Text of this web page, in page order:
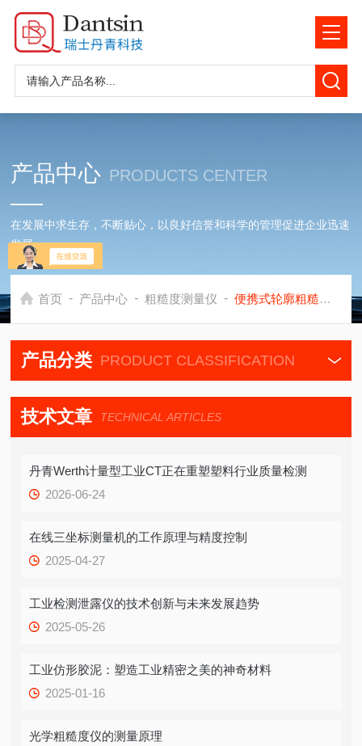
产品中心 PRODUCTS CENTER
在发展中求生存，不断贴心，以良好信誉和科学的管理促进企业迅速
发展
首页 - 产品中心 - 粗糙度测量仪 - 便携式轮廓粗糙度仪
产品分类 PRODUCT CLASSIFICATION
技术文章 TECHNICAL ARTICLES
丹青Werth计量型工业CT正在重塑塑料行业质量检测
2026-06-24
在线三坐标测量机的工作原理与精度控制
2025-04-27
工业检测泄露仪的技术创新与未来发展趋势
2025-05-26
工业仿形胶泥：塑造工业精密之美的神奇材料
2025-01-16
光学粗糙度仪的测量原理